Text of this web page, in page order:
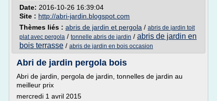
Date: 2016-10-26 16:39:04
Site : http://abri-jardin.blogspot.com
Thèmes liés : abris de jardin et pergola / abris de jardin toit
plat avec pergola / tonnelle abris de jardin / abris de jardin en
bois terrasse / abris de jardin en bois occasion
Abri de jardin pergola bois
Abri de jardin, pergola de jardin, tonnelles de jardin au
meilleur prix
mercredi 1 avril 2015